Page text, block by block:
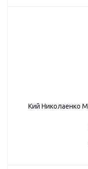
Кий Николаенко